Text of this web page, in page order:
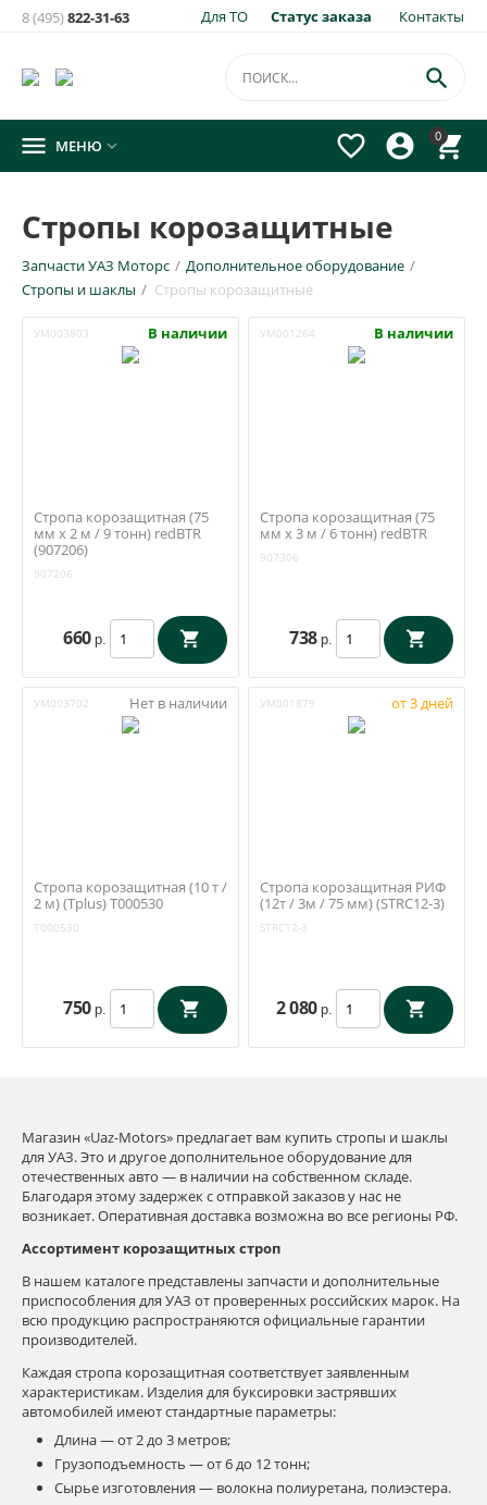
Для ТО Статус заказа Контакты
8 (495)822-31-63
0




 МЕНЮ 
Стропы корозащитные
Запчасти УАЗ Моторс / Дополнительное оборудование /
Стропы и шаклы / Стропы корозащитные
УМ003803 В наличии
Стропа корозащитная (75
мм х 2 м / 9 тонн) redBTR
(907206)
907206
660 р.
УМ001264 В наличии
Стропа корозащитная (75
мм х 3 м / 6 тонн) redBTR
907306
738 р.
УМ003702 Нет в наличии
Стропа корозащитная (10 т /
2 м) (Tplus) T000530
T000530
750 р.
УМ001879 от 3 дней
Стропа корозащитная РИФ
(12т / 3м / 75 мм) (STRC12-3)
STRC12-3
2 080 р.
Магазин «Uaz-Motors» предлагает вам купить стропы и шаклы
для УАЗ. Это и другое дополнительное оборудование для
отечественных авто — в наличии на собственном складе.
Благодаря этому задержек с отправкой заказов у нас не
возникает. Оперативная доставка возможна во все регионы РФ.
Ассортимент корозащитных строп
В нашем каталоге представлены запчасти и дополнительные
приспособления для УАЗ от проверенных российских марок. На
всю продукцию распространяются официальные гарантии
производителей.
Каждая стропа корозащитная соответствует заявленным
характеристикам. Изделия для буксировки застрявших
автомобилей имеют стандартные параметры:
Длина — от 2 до 3 метров;
Грузоподъемность — от 6 до 12 тонн;
Сырье изготовления — волокна полиуретана, полиэстера.